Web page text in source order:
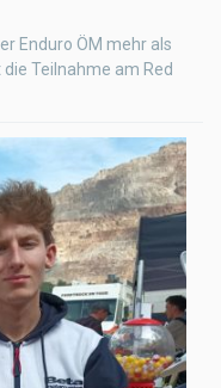
Enduro ÖM mehr als
Teilnahme am Red